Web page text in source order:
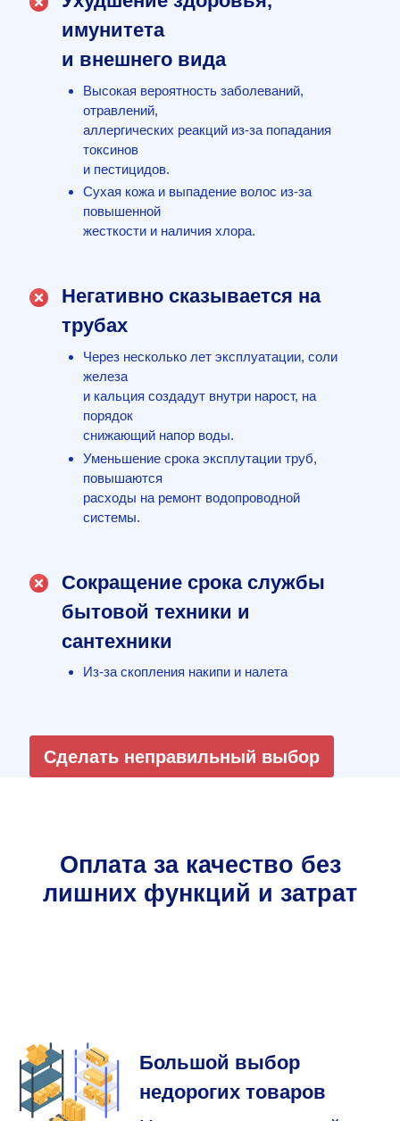
имунитета
и внешнего вида
Высокая вероятность заболеваний,
отравлений,
аллергических реакций из-за попадания
токсинов
и пестицидов.
Сухая кожа и выпадение волос из-за
повышенной
жесткости и наличия хлора.
Негативно сказывается на
трубах
Через несколько лет эксплуатации, соли
железа
и кальция создадут внутри нарост, на
порядок
снижающий напор воды.
Уменьшение срока эксплутации труб,
повышаются
расходы на ремонт водопроводной
системы.
Сокращение срока службы
бытовой техники и
сантехники
Из-за скопления накипи и налета
Сделать неправильный выбор
Оплата за качество без
лишних функций и затрат
Большой выбор
недорогих товаров